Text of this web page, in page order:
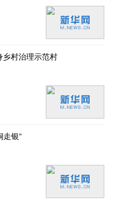
乡村治理示范村
银”